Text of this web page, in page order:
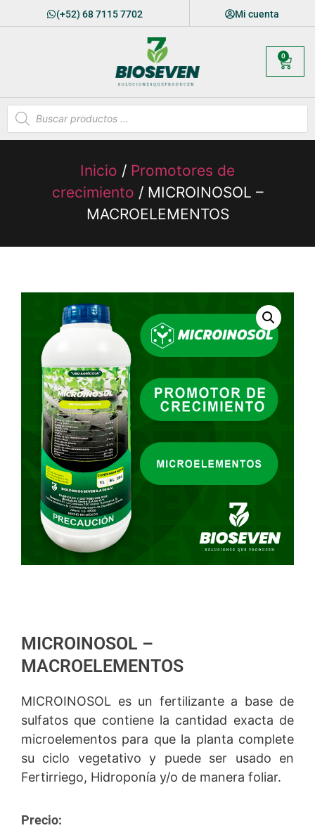
(+52) 68 7115 7702 Mi cuenta
0
Inicio / Promotores de
crecimiento / MICROINOSOL –
MACROELEMENTOS
MICROINOSOL –
MACROELEMENTOS
MICROINOSOL es un fertilizante a base de
sulfatos que contiene la cantidad exacta de
microelementos para que la planta complete
su ciclo vegetativo y puede ser usado en
Fertirriego, Hidroponía y/o de manera foliar.
Precio: